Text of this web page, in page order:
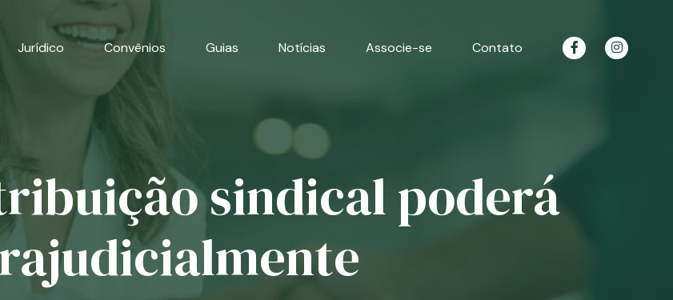
Jurídico Convênios Guias Notícias Associe-se Contato
sindical poderá